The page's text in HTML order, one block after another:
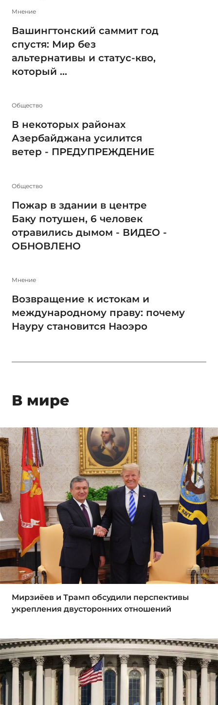
Мнение
Вашингтонский саммит год
спустя: Мир без
альтернативы и статус-кво,
который ...
Общество
В некоторых районах
Азербайджана усилится
ветер - ПРЕДУПРЕЖДЕНИЕ
Общество
Пожар в здании в центре
Баку потушен, 6 человек
отравились дымом - ВИДЕО -
ОБНОВЛЕНО
Мнение
Возвращение к истокам и
международному праву: почему
Науру становится Наоэро
В мире
Мирзиёев и Трамп обсудили перспективы
укрепления двусторонних отношений